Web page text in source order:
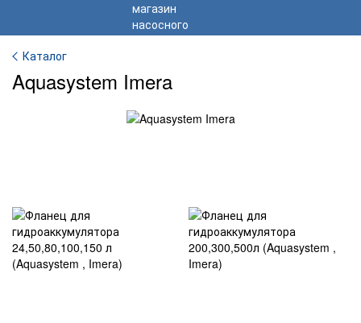
Каталог
Aquasystem Imera